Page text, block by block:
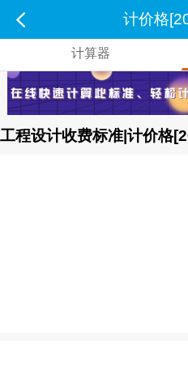
计价格
计算器
工程设计收费标准|计价格